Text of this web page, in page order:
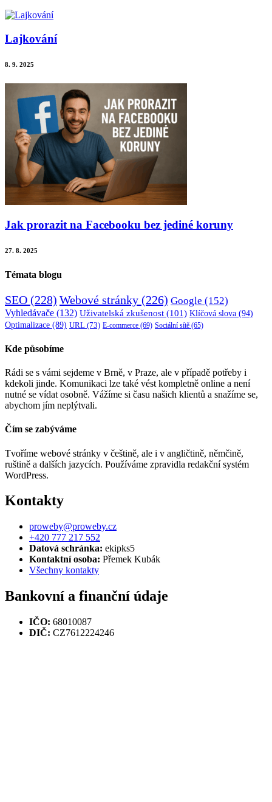
Lajkování
8. 9. 2025
Jak prorazit na Facebooku bez jediné koruny
27. 8. 2025
Témata blogu
SEO (228) Webové stránky (226) Google (152)
Vyhledávače (132) Uživatelská zkušenost (101) Klíčová slova (94)
Optimalizace (89) URL (73) E-commerce (69) Sociální sítě (65)
Kde působíme
Rádi se s vámi sejdeme v Brně, v Praze, ale v případě potřeby i
kdekoli jinde. Komunikaci lze také vést kompletně online a není
nutné se vídat osobně. Vážíme si času našich klientů a snažíme se,
abychom jím neplýtvali.
Čím se zabýváme
Tvoříme webové stránky v češtině, ale i v angličtině, němčině,
ruštině a dalších jazycích. Používáme zpravidla redakční systém
WordPress.
Kontakty
proweby@proweby.cz
+420 777 217 552
Datová schránka: ekipks5
Kontaktní osoba: Přemek Kubák
Všechny kontakty
Bankovní a finanční údaje
IČO: 68010087
DIČ: CZ7612224246